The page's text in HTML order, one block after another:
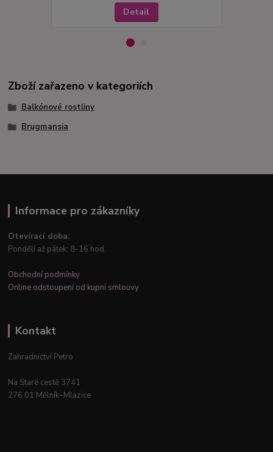
Detail
Zboží zařazeno v kategoriích
Balkónové rostliny
Brugmansia
Informace pro zákazníky
Otevírací doba:
Pondělí až pátek: 8-16 hod.
Obchodní podmínky
Online odstoupení od kupní smlouvy
Kontakt
Zahradnictví Petro
Na Staré cestě 3741
276 01 Mělník–Mlazice